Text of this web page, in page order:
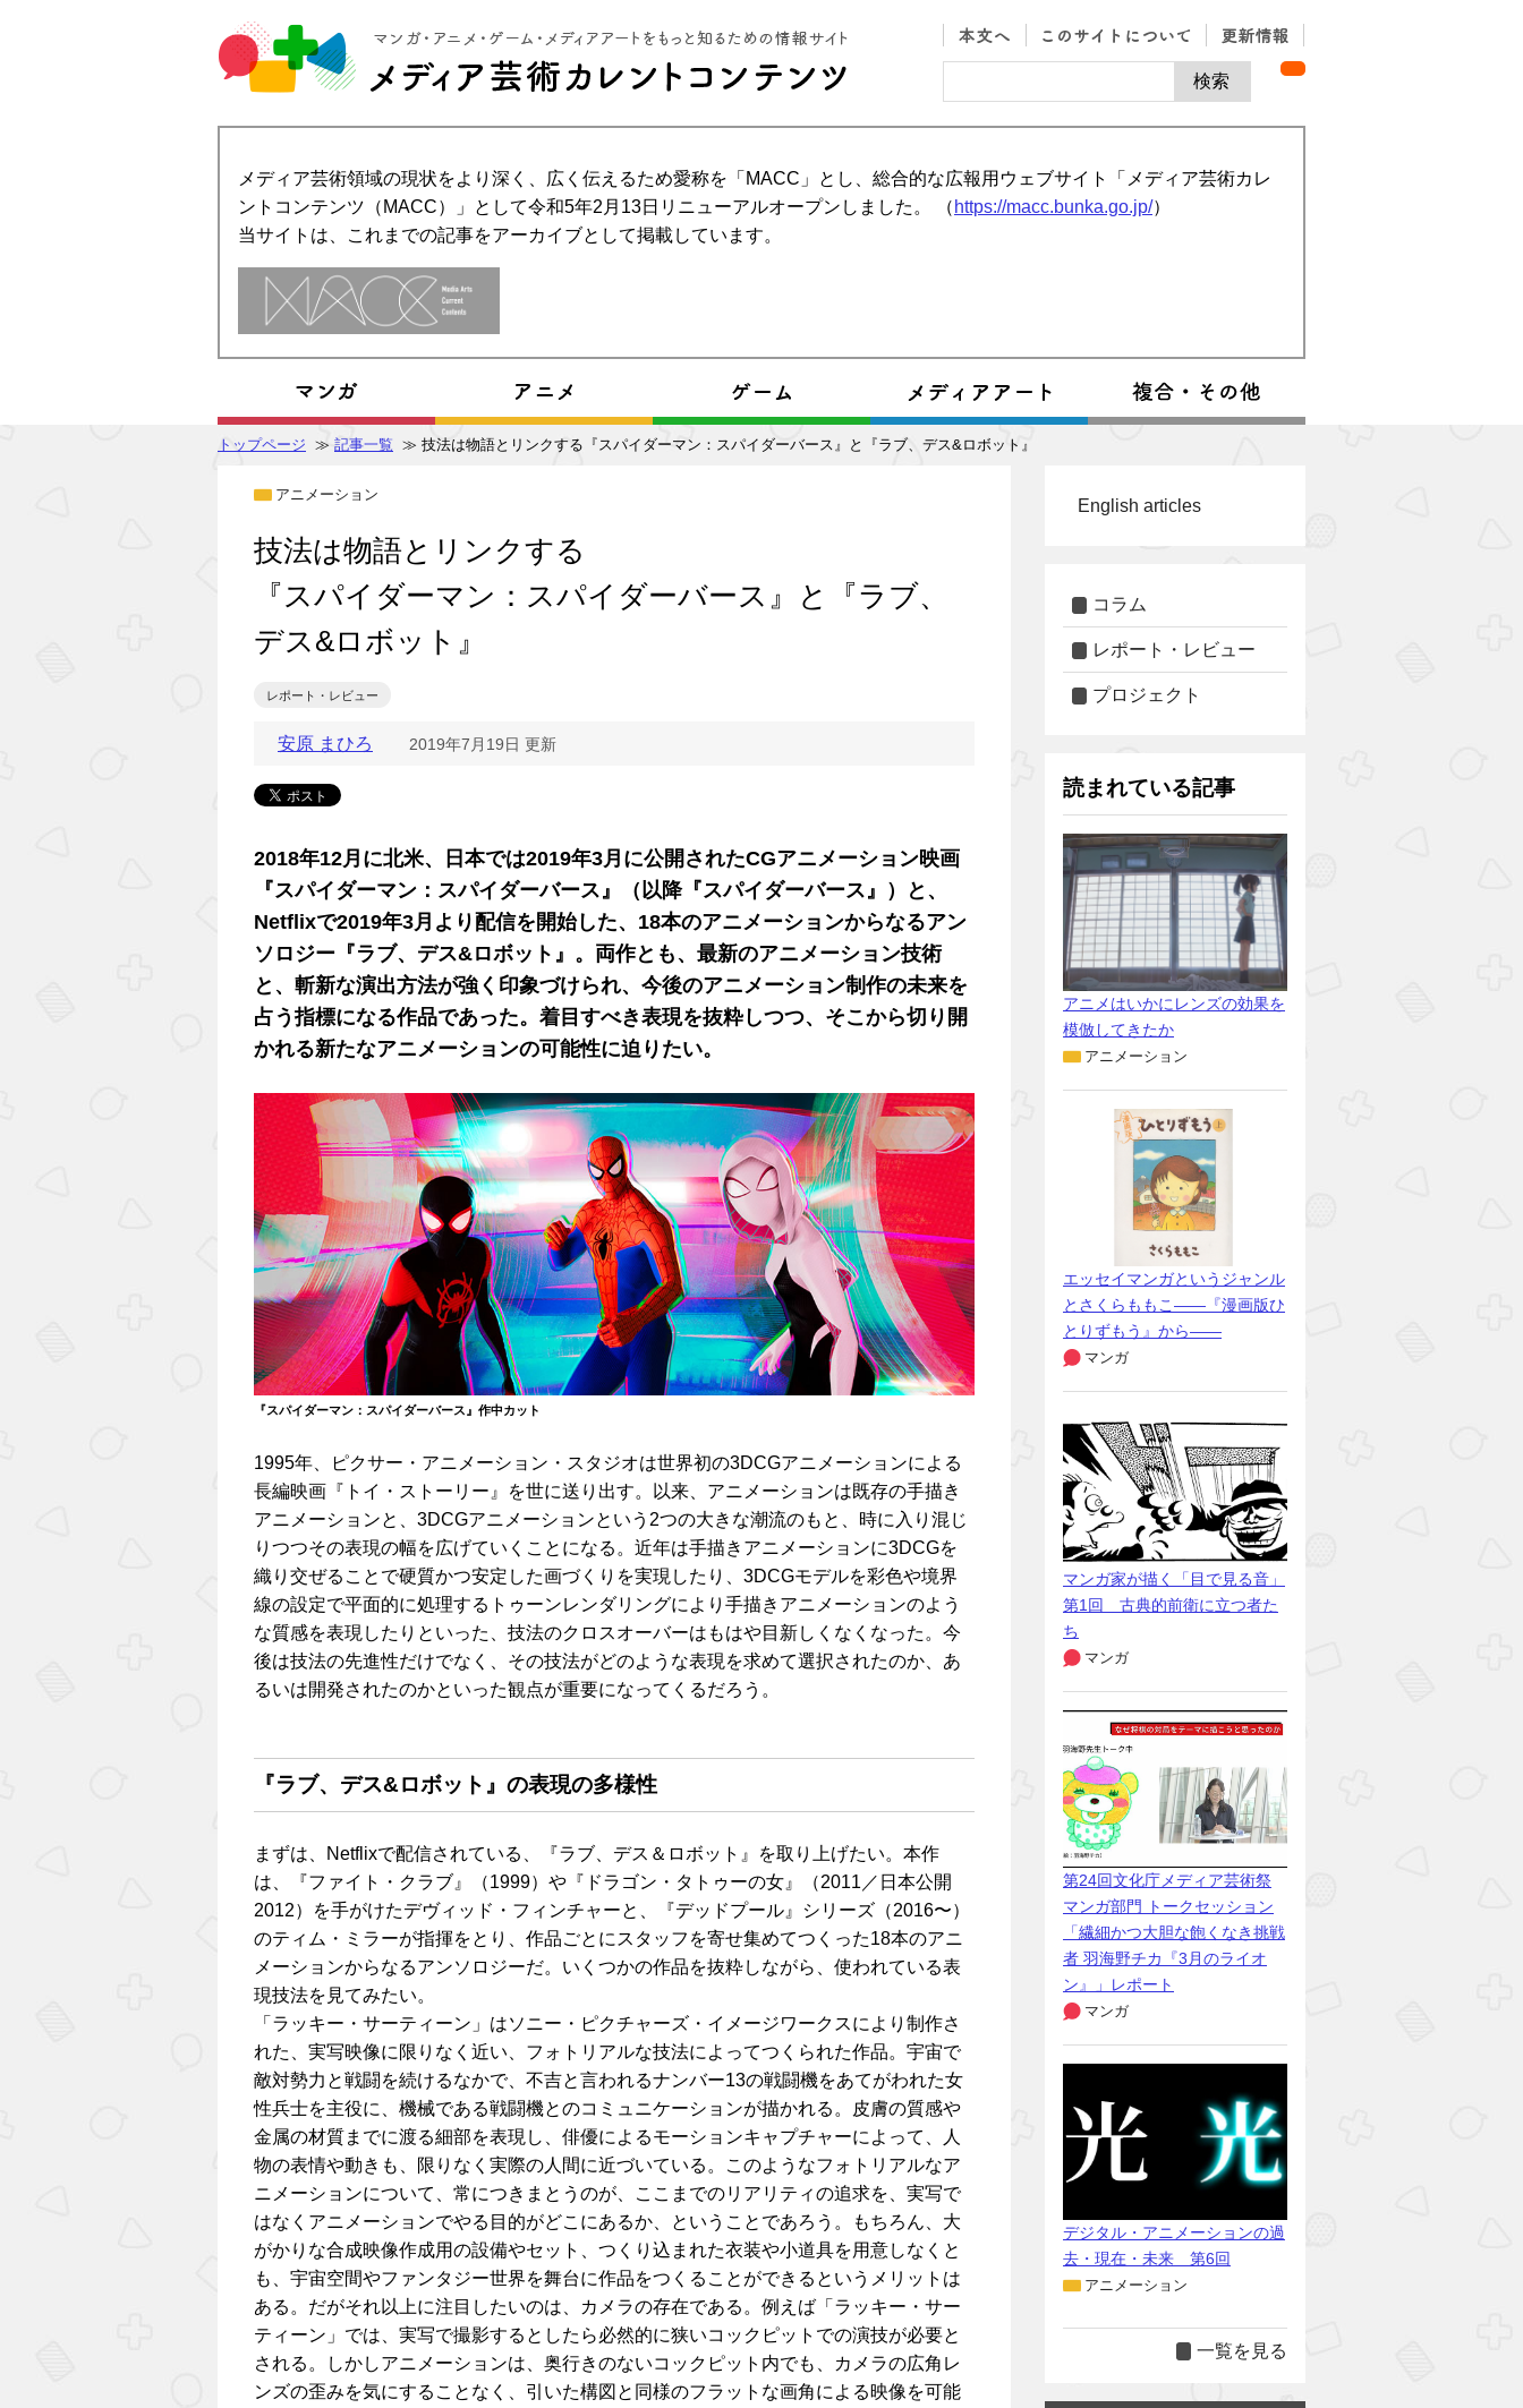
メディア芸術領域の現状をより深く、広く伝えるため愛称を「MACC」とし、総合的な広報用ウェブサイト「メディア芸術カレ
ントコンテンツ（MACC）」として令和5年2月13日リニューアルオープンしました。 （ https://macc.bunka.go.jp/）
当サイトは、これまでの記事をアーカイブとして掲載しています。
トップページ ≫ 記事一覧 ≫ 技法は物語とリンクする『スパイダーマン：スパイダーバース』と『ラブ、デス&ロボット』
アニメーション
技法は物語とリンクする
『スパイダーマン：スパイダーバース』と『ラブ、
デス&ロボット』
レポート・レビュー
安原 まひろ 2019年7月19日 更新
2018年12月に北米、日本では2019年3月に公開されたCGアニメーション映画
『スパイダーマン：スパイダーバース』（以降『スパイダーバース』）と、
Netflixで2019年3月より配信を開始した、18本のアニメーションからなるアン
ソロジー『ラブ、デス&ロボット』。両作とも、最新のアニメーション技術
と、斬新な演出方法が強く印象づけられ、今後のアニメーション制作の未来を
占う指標になる作品であった。着目すべき表現を抜粋しつつ、そこから切り開
かれる新たなアニメーションの可能性に迫りたい。
『スパイダーマン：スパイダーバース』作中カット
1995年、ピクサー・アニメーション・スタジオは世界初の3DCGアニメーションによる
長編映画『トイ・ストーリー』を世に送り出す。以来、アニメーションは既存の手描き
アニメーションと、3DCGアニメーションという2つの大きな潮流のもと、時に入り混じ
りつつその表現の幅を広げていくことになる。近年は手描きアニメーションに3DCGを
織り交ぜることで硬質かつ安定した画づくりを実現したり、3DCGモデルを彩色や境界
線の設定で平面的に処理するトゥーンレンダリングにより手描きアニメーションのよう
な質感を表現したりといった、技法のクロスオーバーはもはや目新しくなくなった。今
後は技法の先進性だけでなく、その技法がどのような表現を求めて選択されたのか、あ
るいは開発されたのかといった観点が重要になってくるだろう。
『ラブ、デス&ロボット』の表現の多様性
まずは、Netflixで配信されている、『ラブ、デス＆ロボット』を取り上げたい。本作
は、『ファイト・クラブ』（1999）や『ドラゴン・タトゥーの女』（2011／日本公開
2012）を手がけたデヴィッド・フィンチャーと、『デッドプール』シリーズ（2016〜）
のティム・ミラーが指揮をとり、作品ごとにスタッフを寄せ集めてつくった18本のアニ
メーションからなるアンソロジーだ。いくつかの作品を抜粋しながら、使われている表
現技法を見てみたい。
「ラッキー・サーティーン」はソニー・ピクチャーズ・イメージワークスにより制作さ
れた、実写映像に限りなく近い、フォトリアルな技法によってつくられた作品。宇宙で
敵対勢力と戦闘を続けるなかで、不吉と言われるナンバー13の戦闘機をあてがわれた女
性兵士を主役に、機械である戦闘機とのコミュニケーションが描かれる。皮膚の質感や
金属の材質までに渡る細部を表現し、俳優によるモーションキャプチャーによって、人
物の表情や動きも、限りなく実際の人間に近づいている。このようなフォトリアルなア
ニメーションについて、常につきまとうのが、ここまでのリアリティの追求を、実写で
はなくアニメーションでやる目的がどこにあるか、ということであろう。もちろん、大
がかりな合成映像作成用の設備やセット、つくり込まれた衣装や小道具を用意しなくと
も、宇宙空間やファンタジー世界を舞台に作品をつくることができるというメリットは
ある。だがそれ以上に注目したいのは、カメラの存在である。例えば「ラッキー・サー
ティーン」では、実写で撮影するとしたら必然的に狭いコックピットでの演技が必要と
される。しかしアニメーションは、奥行きのないコックピット内でも、カメラの広角レ
ンズの歪みを気にすることなく、引いた構図と同様のフラットな画角による映像を可能
English articles
コラム
レポート・レビュー
プロジェクト
読まれている記事
アニメはいかにレンズの効果を
模倣してきたか
アニメーション
エッセイマンガというジャンル
とさくらももこ――『漫画版ひ
とりずもう』から――
マンガ
マンガ家が描く「目で見る音」
第1回 古典的前衛に立つ者た
ち
マンガ
第24回文化庁メディア芸術祭
マンガ部門 トークセッション
「繊細かつ大胆な飽くなき挑戦
者 羽海野チカ『3月のライオ
ン』」レポート
マンガ
デジタル・アニメーションの過
去・現在・未来 第6回
アニメーション
一覧を見る